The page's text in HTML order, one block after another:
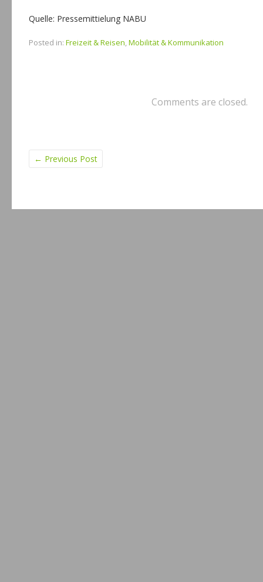
Quelle: Pressemittielung NABU
Posted in: Freizeit & Reisen,Mobilität & Kommunikation
Comments are closed.
← Previous Post